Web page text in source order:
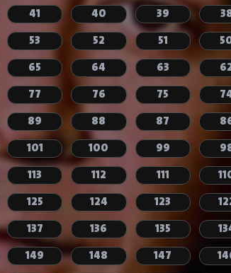
39
40
41
51
52
53
63
64
65
75
76
77
87
88
89
99
100
101
111
112
113
123
124
125
135
136
137
147
148
149